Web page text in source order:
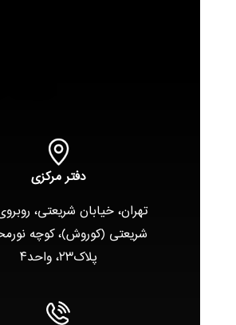
دفتر مرکزی
تهران، خیابان شریعتی،
شریعتی (کوروش)، کوچه
پلاک۲۳، واحد۴